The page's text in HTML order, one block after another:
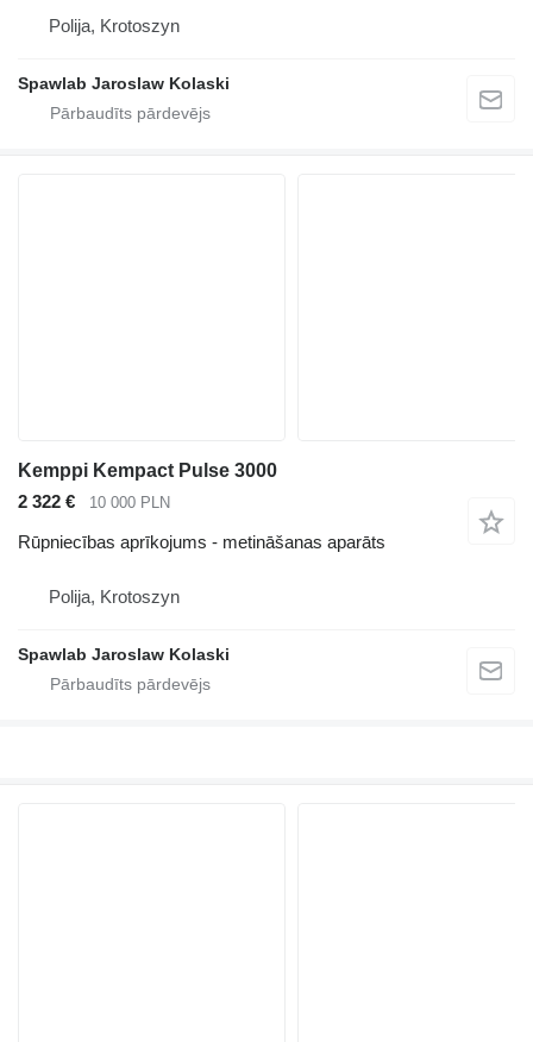
Polija, Krotoszyn
Spawlab Jaroslaw Kolaski
Kemppi Kempact Pulse 3000
2 322 €
10 000 PLN
Rūpniecības aprīkojums - metināšanas aparāts
Polija, Krotoszyn
Spawlab Jaroslaw Kolaski